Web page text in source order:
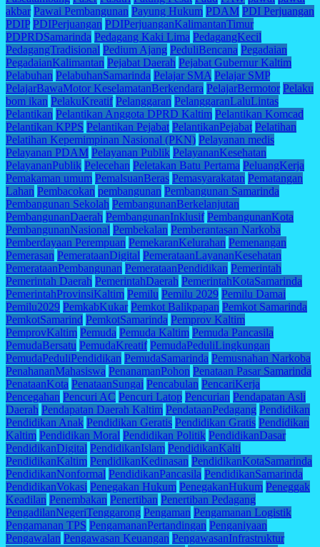
akbar Pawai Pembangunan Payung Hukum PDAM PDI Perjuangan
PDIP PDIPerjuangan PDIPerjuanganKalimantanTimur
PDPRDSamarinda Pedagang Kaki Lima PedagangKecil
PedagangTradisional Pedium Ajang PeduliBencana Pegadaian
PegadaianKalimantan Pejabat Daerah Pejabat Gubernur Kaltim
Pelabuhan PelabuhanSamarinda Pelajar SMA Pelajar SMP
PelajarBawaMotor KeselamatanBerkendara PelajarBermotor Pelaku
bom ikan PelakuKreatif Pelanggaran PelanggaranLaluLintas
Pelantikan Pelantikan Anggota DPRD Kaltim Pelantikan Komcad
Pelantikan KPPS Pelantikan Pejabat PelantikanPejabat Pelatihan
Pelatihan Kepemimpinan Nasional (PKN) Pelayanan medis
Pelayanan PDAM Pelayanan Publik PelayananKesehatan
PelayananPublik Pelecehan Peletakan Batu Pertama PeluangKerja
Pemakaman umum PemalsuanBeras Pemasyarakatan Pematangan
Lahan Pembacokan pembangunan Pembangunan Samarinda
Pembangunan Sekolah PembangunanBerkelanjutan
PembangunanDaerah PembangunanInklusif PembangunanKota
PembangunanNasional Pembekalan Pemberantasan Narkoba
Pemberdayaan Perempuan PemekaranKelurahan Pemenangan
Pemerasan PemerataanDigital PemerataanLayananKesehatan
PemerataanPembangunan PemerataanPendidikan Pemerintah
Pemerintah Daerah PemerintahDaerah PemerintahKotaSamarinda
PemerintahProvinsiKaltim Pemilu Pemilu 2029 Pemilu Damai
Pemilu2029 PemkabKukar Pemkot Balikpapan Pemkot Samarinda
PemkotSamarind PemkotSamarinda Pemprov Kaltim
PemprovKaltim Pemuda Pemuda Kaltim Pemuda Pancasila
PemudaBersatu PemudaKreatif PemudaPeduliLingkungan
PemudaPeduliPendidikan PemudaSamarinda Pemusnahan Narkoba
PenahananMahasiswa PenanamanPohon Penataan Pasar Samarinda
PenataanKota PenataanSungai Pencabulan PencariKerja
Pencegahan Pencuri AC Pencuri Latop Pencurian Pendapatan Asli
Daerah Pendapatan Daerah Kaltim PendataanPedagang Pendidikan
Pendidikan Anak Pendidikan Geratis Pendidikan Gratis Pendidikan
Kaltim Pendidikan Moral Pendidikan Politik PendidikanDasar
PendidikanDigital PendidikanIslam PendidikanKalti
PendidikanKaltim PendidikanKedinasan PendidikanKotaSamarinda
PendidikanNonformal PendidikanPancasila PendidikanSamarinda
PendidikanVokasi Penegakan Hukum PenegakanHukum Peneggak
Keadilan Penembakan Penertiban Penertiban Pedagang
PengadilanNegeriTenggarong Pengaman Pengamanan Logistik
Pengamanan TPS PengamananPertandingan Penganiyaan
Pengawalan Pengawasan Keuangan PengawasanInfrastruktur